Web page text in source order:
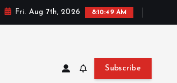
Fri. Aug 7th, 2026 8:10:50 AM
Subscribe